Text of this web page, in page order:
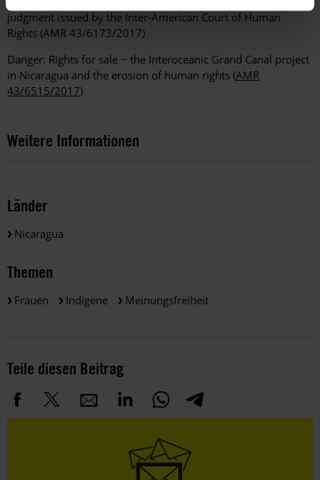
judgment issued by the Inter-American Court of Human
Rights (AMR 43/6173/2017)
Danger: Rights for sale − the Interoceanic Grand Canal project
in Nicaragua and the erosion of human rights (AMR
43/6515/2017)
Weitere Informationen
Länder
Nicaragua
Themen
Frauen Indigene Meinungsfreiheit
Teile diesen Beitrag